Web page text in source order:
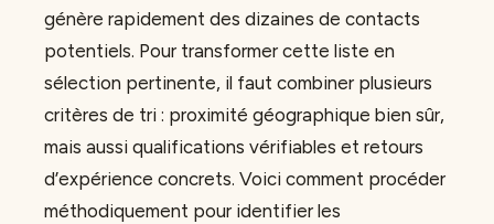
génère rapidement des dizaines de contacts
potentiels. Pour transformer cette liste en
sélection pertinente, il faut combiner plusieurs
critères de tri : proximité géographique bien sûr,
mais aussi qualifications vérifiables et retours
d’expérience concrets. Voici comment procéder
méthodiquement pour identifier les